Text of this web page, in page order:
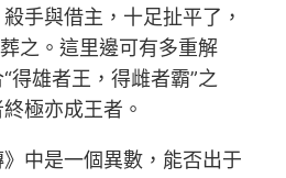
手與借主，十足扯平了，
之。這里邊可有多重解
得雄者王，得雌者霸”之
極亦成王者。
中是一個異數，能否出于